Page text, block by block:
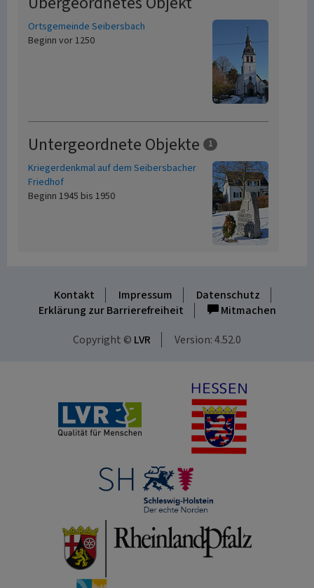
Ortsgemeinde Seibersbach
Beginn vor 1250
Untergeordnete Objekte 1
Kriegerdenkmal auf dem Seibersbacher
Friedhof
Beginn 1945 bis 1950
Kontakt Impressum
Datenschutz
Erklärung zur Barrierefreiheit
Mitmachen
Copyright © LVR Version: 4.52.0